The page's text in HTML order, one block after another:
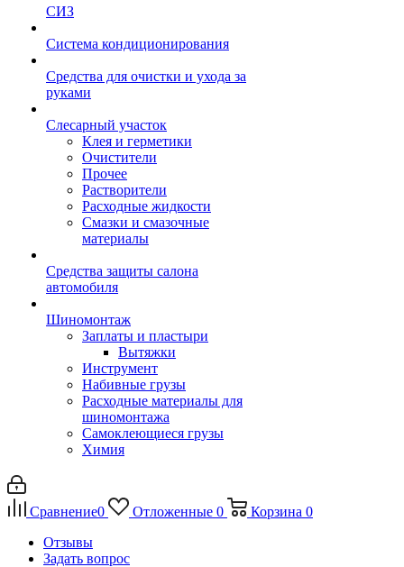
СИЗ
Система кондиционирования
Средства для очистки и ухода за
руками
Слесарный участок
Клея и герметики
Очистители
Прочее
Растворители
Расходные жидкости
Смазки и смазочные
материалы
Средства защиты салона
автомобиля
Шиномонтаж
Заплаты и пластыри
Вытяжки
Инструмент
Набивные грузы
Расходные материалы для
шиномонтажа
Самоклеющиеся грузы
Химия
Сравнение0 Отложенные 0 Корзина 0
Отзывы
Задать вопрос